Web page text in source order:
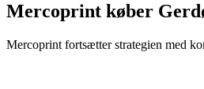
Mercoprint køber
Mercoprint fortsætter strategien med